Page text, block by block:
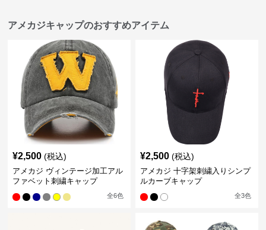
アメカジキャップのおすすめアイテム
¥2,500 (税込)
アメカジ ヴィンテージ加工アル
ファベット刺繍キャップ
全6色
¥2,500 (税込)
アメカジ 十字架刺繍入りシンプ
ルカーブキャップ
全3色